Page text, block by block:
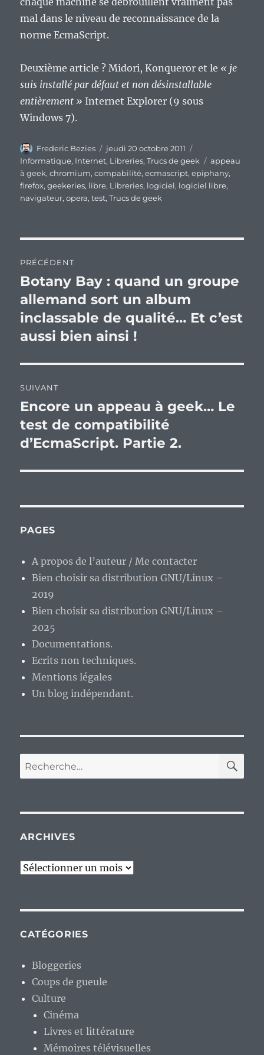
mal dans le niveau de reconnaissance de la
norme EcmaScript.
Deuxième article ? Midori, Konqueror et le « je
suis installé par défaut et non désinstallable
entièrement » Internet Explorer (9 sous
Windows 7).
Auteur
Frederic Bezies
Publié
le
jeudi 20 octobre 2011
Informatique, Internet, Libreries,Trucs de geek Étiquettes
appeau
à geek,chromium,compabilité,ecmascript,epiphany,
firefox,geekeries, libre, Libreries, logiciel, logiciel libre,
navigateur,opera,test,Trucs de geek
de
l’article
PRÉCÉDENT
Publication
précédente :
Botany Bay : quand un groupe
allemand sort un album
inclassable de qualité… Et c’est
aussi bien ainsi !
SUIVANT
Publication
suivante :
Encore un appeau à geek… Le
test de compatibilité
d’EcmaScript. Partie 2.
PAGES
A propos de l’auteur / Me contacter
Bien choisir sa distribution GNU/Linux –
2019
Bien choisir sa distribution GNU/Linux –
2025
Documentations.
Ecrits non techniques.
Mentions légales
Un blog indépendant.
Recherche
pour :
ARCHIVES
Archives
CATÉGORIES
Bloggeries
Coups de gueule
Culture
Cinéma
Livres et littérature
Mémoires télévisuelles